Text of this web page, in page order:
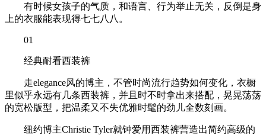
有时候女孩子的气质，和语言、行为举止无关，反倒是身
上的衣服能表现得七七八八。
01
经典耐看西装裤
走elegance风的博主，不管时尚流行趋势如何变化，衣橱
里似乎永远有几条西装裤，并且时不时拿出来搭配，晃晃荡荡
的宽松版型，把温柔又不失优雅时髦的劲儿全数刻画。
纽约博主Christie Tyler就钟爱用西装裤营造出简约高级的